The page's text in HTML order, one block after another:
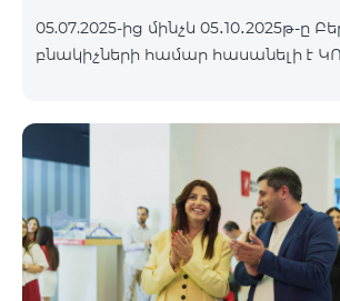
05.07.2025-ից մինչև 05․10․2025թ-ը
բնակիչների համար հասանելի է
վաղաժամ դադարեցման դեպքում
տուգանք։ ԿՈՍՄՈ սակագնային
ներառումներին մանրամասն
համար կարող եք անցնել հետևյալ
հղմամբ՝ telecomarmenia.am/cosmo